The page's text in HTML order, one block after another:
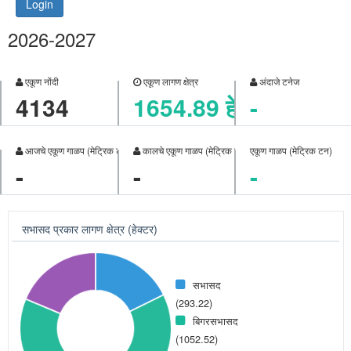
Login
2026-2027
एकूण नोंदी
4134
एकूण लागण क्षेत्र
1654.89 हे.
अंदाजे टनेज
-
आजचे एकूण गाळप (मेट्रिक टन)
-
कालचे एकूण गाळप (मेट्रिक टन)
-
एकूण गाळप (मेट्रिक टन)
-
सभासद प्रकार लागण क्षेत्र (हेक्टर)